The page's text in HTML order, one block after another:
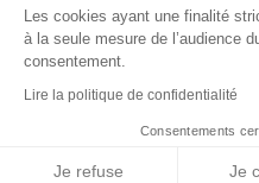
Vins fruités
L'abus d'alcool est
consommer avec
La vente de boissons
interdite.
Les cookies ayant une finalité
à la seule mesure de l’audience
consentement.
Lire la politique de confidentialité
Consentements
Je refuse Je